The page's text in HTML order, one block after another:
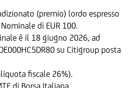
(premio) lordo espresso
di EUR 100.
è il 18 giugno 2026, ad
su Citigroup posta
fiscale 26%).
di Borsa Italiana.